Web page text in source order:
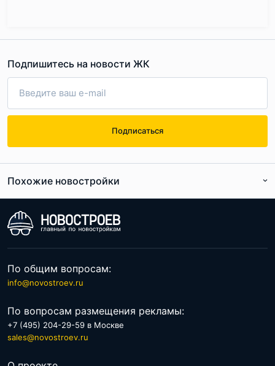
Подпишитесь на новости ЖК
Подписаться
Похожие новостройки
По расположению
По общим вопросам:
info@novostroev.ru
По вопросам размещения рекламы:
+7 (495) 204-29-59 в Москве
sales@novostroev.ru